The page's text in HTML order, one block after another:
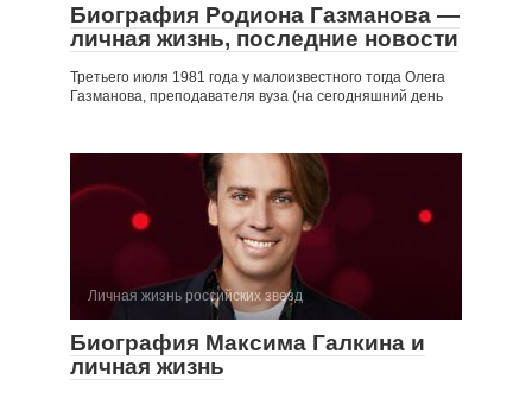
Биография Родиона Газманова —
личная жизнь, последние новости
Третьего июля 1981 года у малоизвестного тогда Олега
Газманова, преподавателя вуза (на сегодняшний день
Личная жизнь российских звезд
Биография Максима Галкина и
личная жизнь